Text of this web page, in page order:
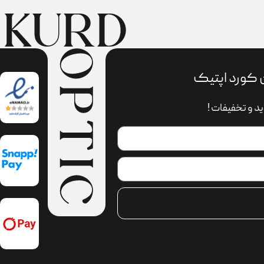
کورد اپتیک
و تخفیفات !